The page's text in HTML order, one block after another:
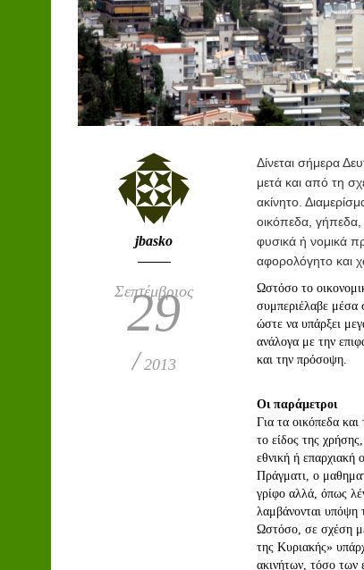
jbasko
Σεπτέμβριος
29
/2013
Δίνεται σήμερα
μετά και από τη
ακίνητο.
οικόπεδα,
φυσικά ή νομικά
αφορολόγητο και
Ωστόσο το
συμπεριέλαβε μέσα
ώστε να υπάρξει
ανάλογα με την
και την πρόσοψη.
Oι παράμετροι
Για τα οικόπεδα
το είδος της
εθνική ή επαρχιακή
Πράγματι, ο
γρίφο αλλά, όπως
λαμβάνονται υπόψη
Ωστόσο, σε σχέση
της Κυριακής»
ακινήτων, τόσο των